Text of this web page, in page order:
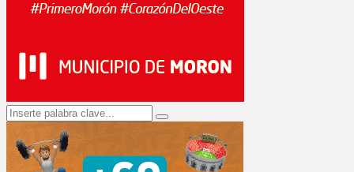
Search
for:
Search